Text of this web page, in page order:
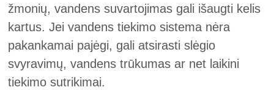
žmonių, vandens suvartojimas gali išaugti kelis
kartus. Jei vandens tiekimo sistema nėra
pakankamai pajėgi, gali atsirasti slėgio
svyravimų, vandens trūkumas ar net laikini
tiekimo sutrikimai.